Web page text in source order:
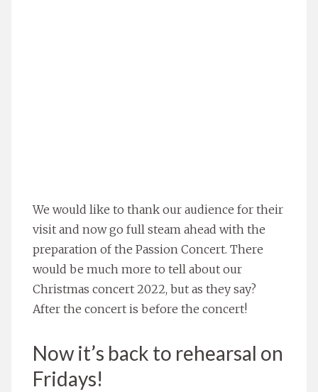
We would like to thank our audience for their
visit and now go full steam ahead with the
preparation of the Passion Concert. There
would be much more to tell about our
Christmas concert 2022, but as they say?
After the concert is before the concert!
Now it’s back to rehearsal on
Fridays!